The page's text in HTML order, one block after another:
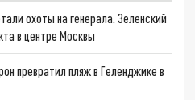
охоты на генерала. Зеленский
в центре Москвы
превратил пляж в Геленджике в